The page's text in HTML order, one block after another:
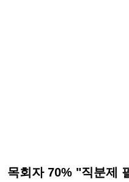
목회자 70% "직분제